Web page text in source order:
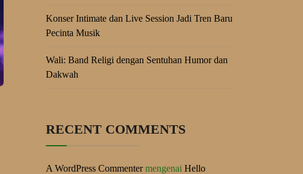
Konser Intimate dan Live Session Jadi Tren Baru
Pecinta Musik
Wali: Band Religi dengan Sentuhan Humor dan
Dakwah
RECENT COMMENTS
A WordPress Commentermengenai Hello